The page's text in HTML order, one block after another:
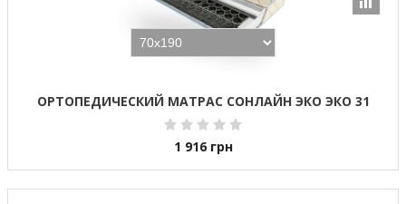
ОРТОПЕДИЧЕСКИЙ МАТРАС СОНЛАЙН ЭКО ЭКО 31
1 916 грн